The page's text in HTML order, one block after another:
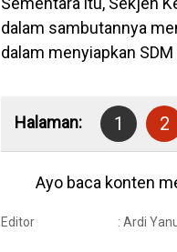
dalam sambutannya
dalam menyiapkan
Halaman: 1 2
Ayo baca konten
Editor : Ardi